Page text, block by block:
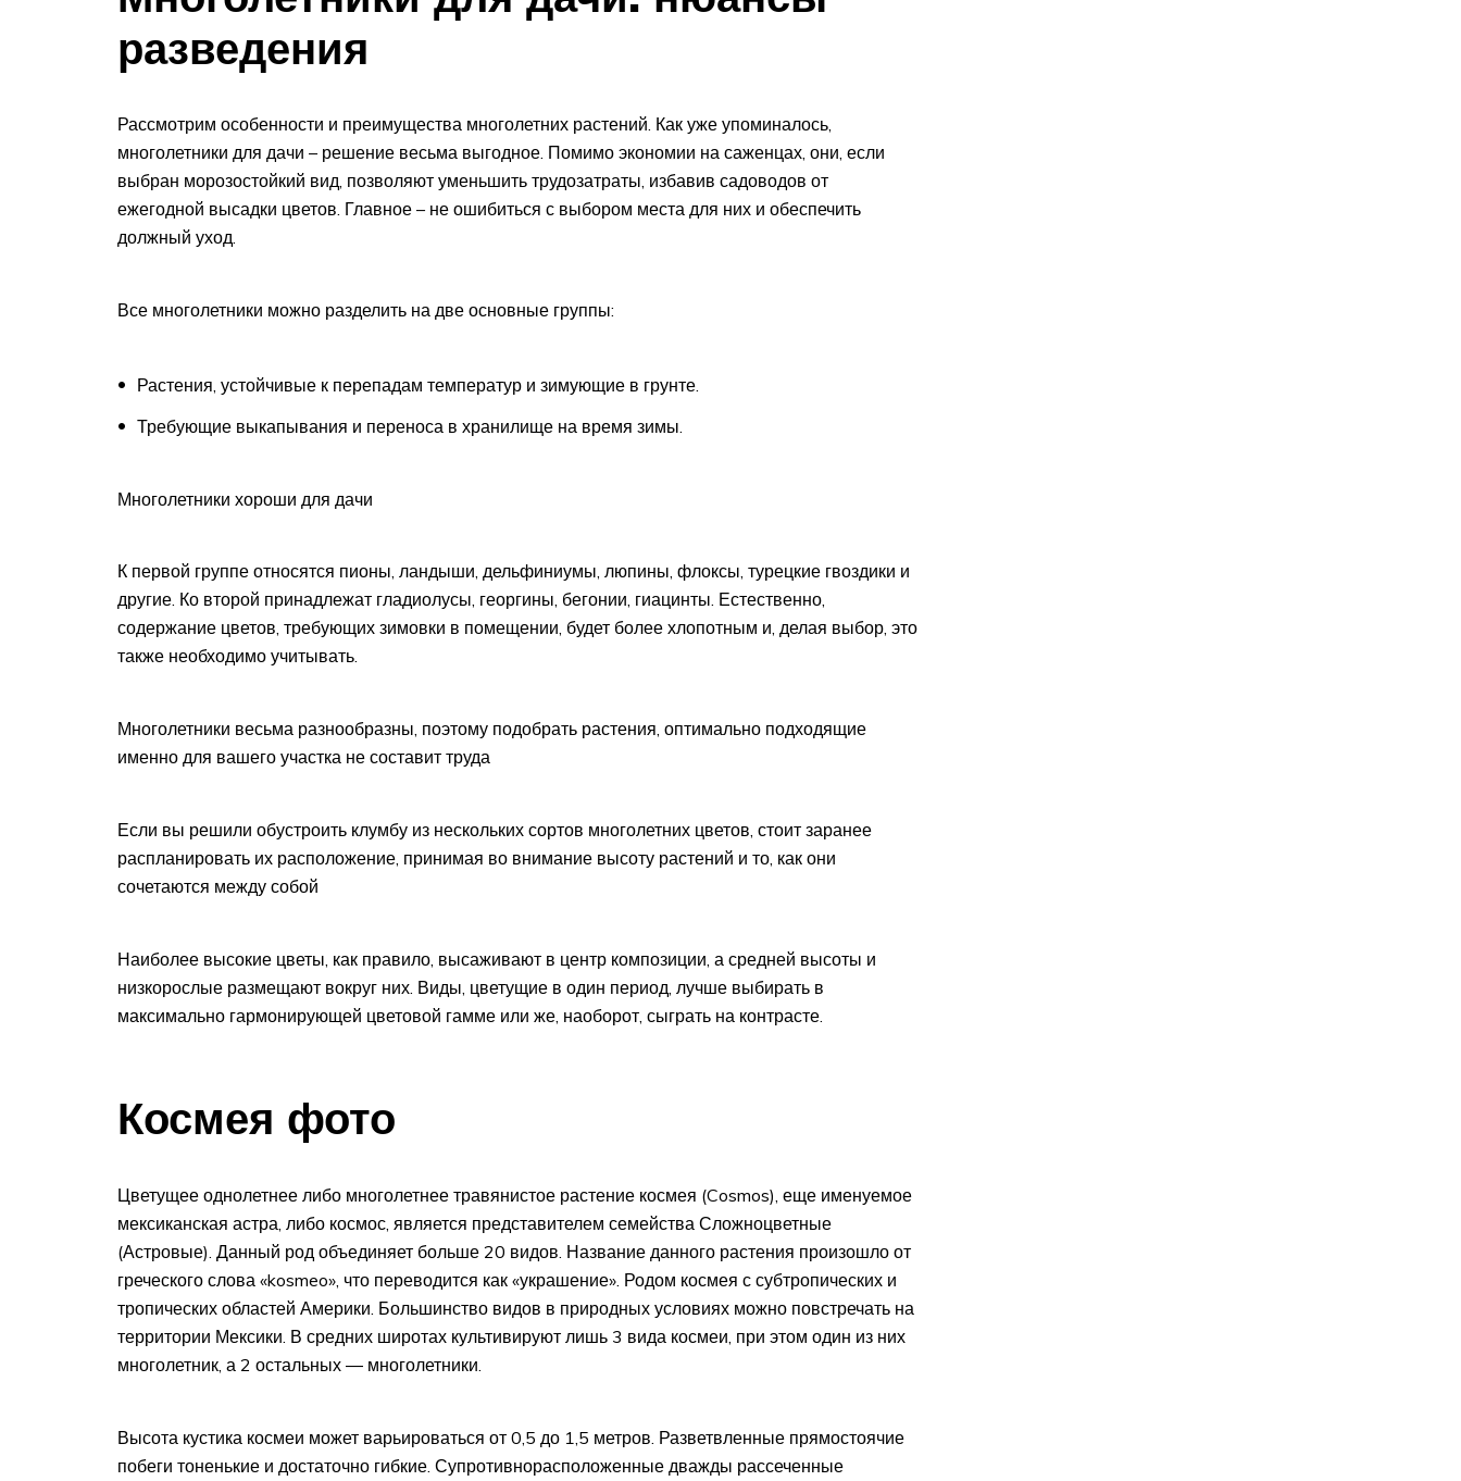
разведения
Рассмотрим особенности и преимущества многолетних растений. Как уже упоминалось,
многолетники для дачи – решение весьма выгодное. Помимо экономии на саженцах, они, если
выбран морозостойкий вид, позволяют уменьшить трудозатраты, избавив садоводов от
ежегодной высадки цветов. Главное – не ошибиться с выбором места для них и обеспечить
должный уход.
Все многолетники можно разделить на две основные группы:
Растения, устойчивые к перепадам температур и зимующие в грунте.
Требующие выкапывания и переноса в хранилище на время зимы.
Многолетники хороши для дачи
К первой группе относятся пионы, ландыши, дельфиниумы, люпины, флоксы, турецкие гвоздики и
другие. Ко второй принадлежат гладиолусы, георгины, бегонии, гиацинты. Естественно,
содержание цветов, требующих зимовки в помещении, будет более хлопотным и, делая выбор, это
также необходимо учитывать.
Многолетники весьма разнообразны, поэтому подобрать растения, оптимально подходящие
именно для вашего участка не составит труда
Если вы решили обустроить клумбу из нескольких сортов многолетних цветов, стоит заранее
распланировать их расположение, принимая во внимание высоту растений и то, как они
сочетаются между собой
Наиболее высокие цветы, как правило, высаживают в центр композиции, а средней высоты и
низкорослые размещают вокруг них. Виды, цветущие в один период, лучше выбирать в
максимально гармонирующей цветовой гамме или же, наоборот, сыграть на контрасте.
Космея фото
Цветущее однолетнее либо многолетнее травянистое растение космея (Cosmos), еще именуемое
мексиканская астра, либо космос, является представителем семейства Сложноцветные
(Астровые). Данный род объединяет больше 20 видов. Название данного растения произошло от
греческого слова «kosmeo», что переводится как «украшение». Родом космея с субтропических и
тропических областей Америки. Большинство видов в природных условиях можно повстречать на
территории Мексики. В средних широтах культивируют лишь 3 вида космеи, при этом один из них
многолетник, а 2 остальных ― многолетники.
Высота кустика космеи может варьироваться от 0,5 до 1,5 метров. Разветвленные прямостоячие
побеги тоненькие и достаточно гибкие. Супротивнорасположенные дважды рассеченные